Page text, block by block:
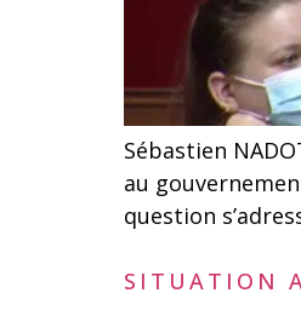
Sébastien
au
question
SITUATION